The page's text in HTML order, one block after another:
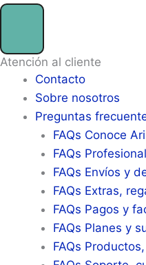
Atención al cliente
Contacto
Sobre nosotros
Preguntas
FAQs Conoce
FAQs
FAQs Envíos y
FAQs Extras,
FAQs Pagos y
FAQs Planes y
FAQs